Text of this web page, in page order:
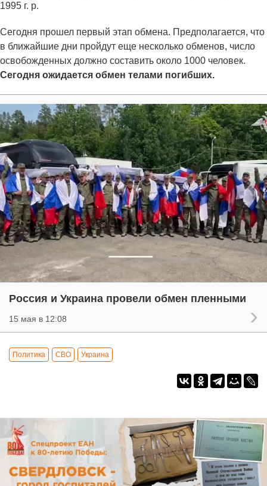
1995 г. р.
Сегодня прошел первый этап обмена. Предполагается, что
в ближайшие дни пройдут еще несколько обменов, число
освобожденных должно составить около 1000 человек.
Сегодня ожидается обмен телами погибших.
Россия и Украина провели обмен пленными
15 мая в 12:08
Политика СВО Украина